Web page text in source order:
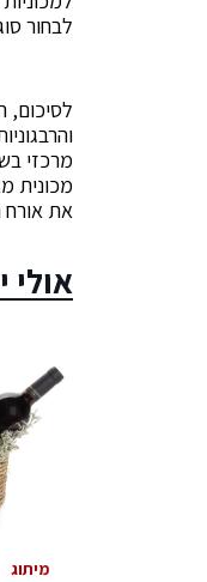
לבחור
לסיכום,
מרכזי
מכונית
את אורח
אולי
מיתוג